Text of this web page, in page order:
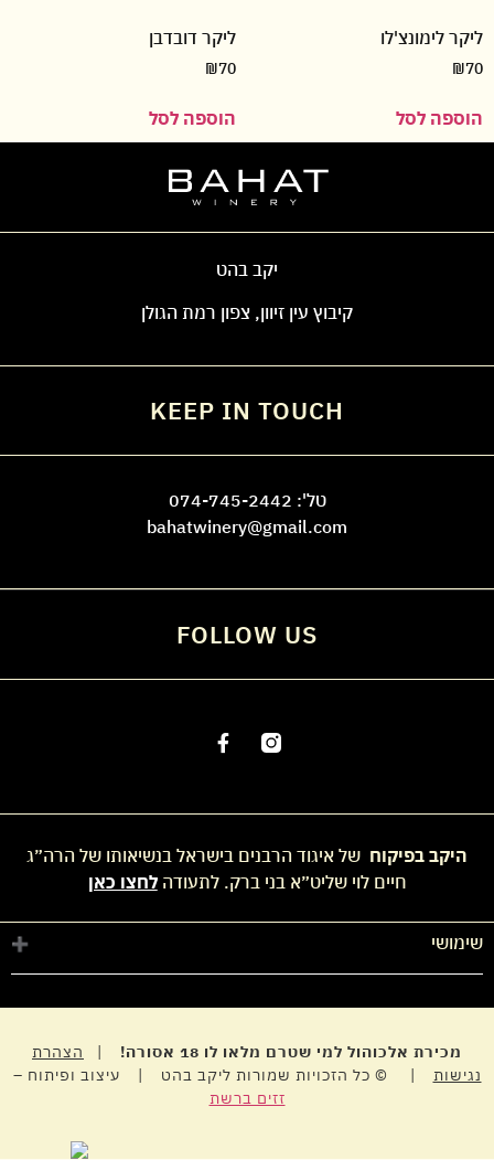
ליקר לימונצ'לו
₪70
הוספה לסל
ליקר דובדבן
₪70
הוספה לסל
יקב בהט
קיבוץ עין זיוון, צפון רמת הגולן
KEEP IN TOUCH
טל': 074-745-2442
bahatwinery@gmail.com
FOLLOW US
היקב בפיקוח של איגוד הרבנים בישראל בנשיאותו של הרה״ג
חיים לוי שליט״א בני ברק. לתעודהלחצו כאן
שימושי
מכירת אלכוהול למי שטרם מלאו לו 18 אסורה! |
הצהרת
נגישות | © כל הזכויות שמורות ליקב בהט | עיצוב ופיתוח –
זזים ברשת